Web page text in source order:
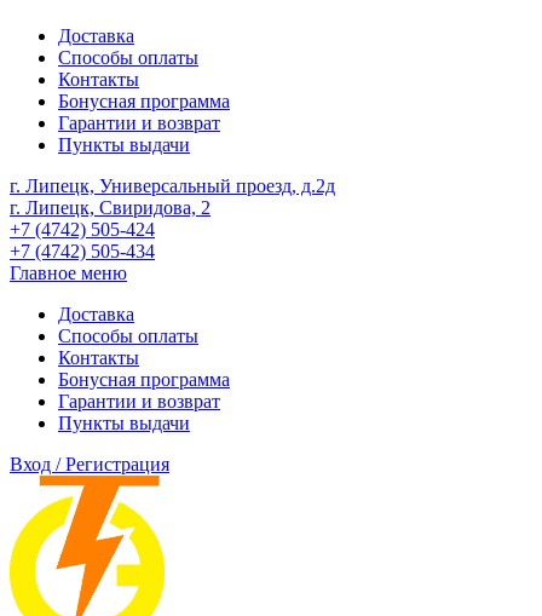
Доставка
Способы оплаты
Контакты
Бонусная программа
Гарантии и возврат
Пункты выдачи
г. Липецк, Универсальный проезд, д.2д
г. Липецк, Свиридова, 2
+7 (4742) 505-424
+7 (4742) 505-434
Главное меню
Доставка
Способы оплаты
Контакты
Бонусная программа
Гарантии и возврат
Пункты выдачи
Вход / Регистрация